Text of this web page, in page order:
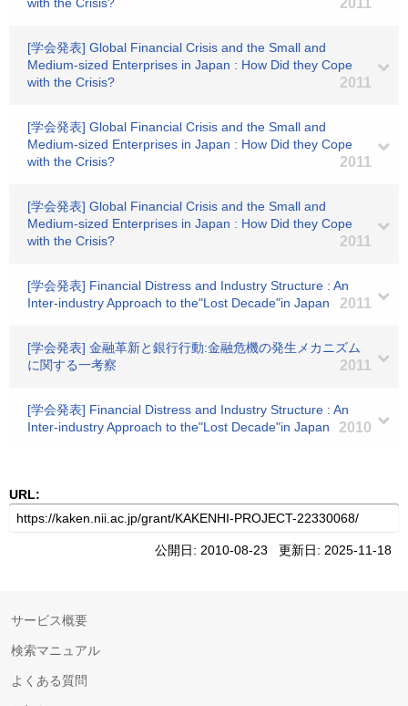
2011
[学会発表] Global Financial Crisis and the Small and
Medium-sized Enterprises in Japan : How Did they Cope
with the Crisis?
2011
[学会発表] Global Financial Crisis and the Small and
Medium-sized Enterprises in Japan : How Did they Cope
with the Crisis?
2011
[学会発表] Global Financial Crisis and the Small and
Medium-sized Enterprises in Japan : How Did they Cope
with the Crisis?
2011
[学会発表] Financial Distress and Industry Structure : An
Inter-industry Approach to the"Lost Decade"in Japan
2011
[学会発表] 金融革新と銀行行動:金融危機の発生メカニズム
に関する一考察
2011
[学会発表] Financial Distress and Industry Structure : An
Inter-industry Approach to the"Lost Decade"in Japan
2010
URL:
公開日: 2010-08-23 更新日: 2025-11-18
サービス概要
検索マニュアル
よくある質問